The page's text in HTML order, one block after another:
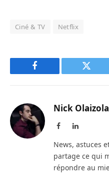
Ciné & TV Netflix
Facebook
Nick Olaizola
FacebookLinkedIn
News, astuces
partage ce qui
répondre au